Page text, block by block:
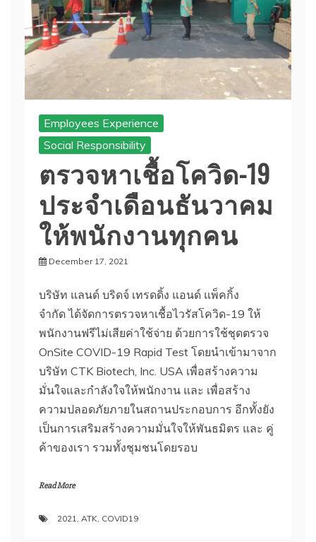
Employees Experience
Social Responsibility
ตรวจหาเชื้อโควิด-19
ประจำเดือนธันวาคม
ให้พนักงานทุกคน
December 17, 2021
บริษัท แลนด์ บริดจ์ เทรดดิ้ง แอนด์ แพ็คกิ้ง
จำกัด ได้จัดการตรวจหาเชื้อไวรัสโควิด-19 ให้
พนักงานฟรีไม่เสียค่าใช้จ่าย ด้วยการใช้ชุดตรวจ
OnSite COVID-19 Rapid Test โดยนำเข้ามาจาก
บริษัท CTK Biotech, Inc. USA เพื่อสร้างความ
มั่นใจและกำลังใจให้พนักงาน และ เพื่อสร้าง
ความปลอดภัยภายในสถานประกอบการ อีกทั้งยัง
เป็นการเสริมสร้างความมั่นใจให้พันธมิตร และ คู่
ค้าของเรา รวมทั้งชุมชนโดยรอบ
Read More
2021, ATK, COVID19